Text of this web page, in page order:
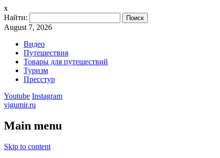
x
Найти:
August 7, 2026
Видео
Путешествия
Товары для путешествий
Туризм
Пресстур
Youtube Instagram
vigumir.ru
Main menu
Skip to content